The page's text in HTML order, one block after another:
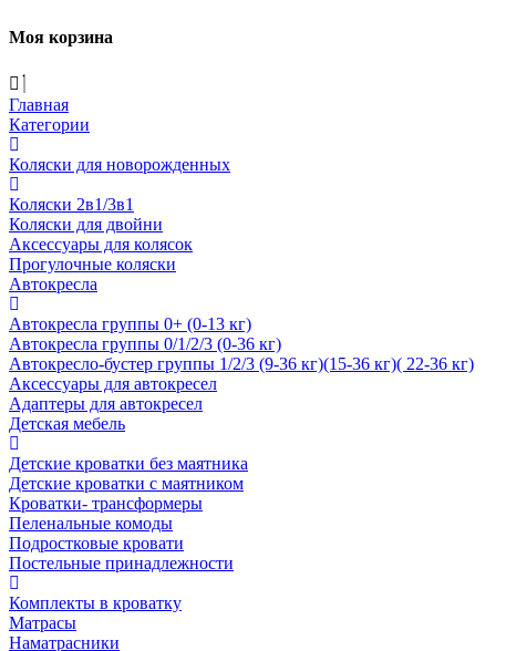
Моя корзина
Главная
Категории
Коляски для новорожденных
Коляски 2в1/3в1
Коляски для двойни
Аксессуары для колясок
Прогулочные коляски
Автокресла
Автокресла группы 0+ (0-13 кг)
Автокресла группы 0/1/2/3 (0-36 кг)
Автокресло-бустер группы 1/2/3 (9-36 кг)(15-36 кг)( 22-36 кг)
Аксессуары для автокресел
Адаптеры для автокресел
Детская мебель
Детские кроватки без маятника
Детские кроватки с маятником
Кроватки- трансформеры
Пеленальные комоды
Подростковые кровати
Постельные принадлежности
Комплекты в кроватку
Матрасы
Наматрасники